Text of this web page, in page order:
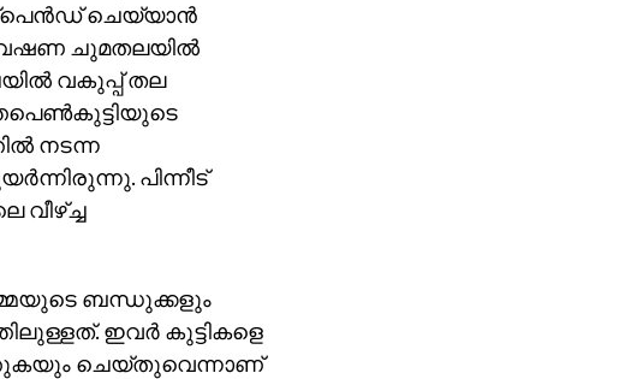
ചെയ്യാന്‍
ചുമതലയില്‍
വകുപ്പ് തല
നടന്ന
പിന്നീട്
വീഴ്ച്ച
ബന്ധുക്കളും
ഇവര്‍ കുട്ടികളെ
ചെയ്തുവെന്നാണ്